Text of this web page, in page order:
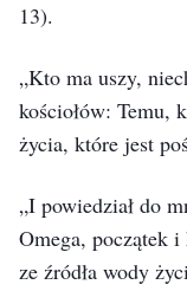
człowieczeństwo,
znaczy boskość.
istota nie udaremni
ani też nigdy nie
niezgodne z Jego
(Istotą Chrystusa
13).
„Kto ma uszy,
kościołów: Temu,
życia, które jest
„I powiedział do
Omega, początek
ze źródła wody